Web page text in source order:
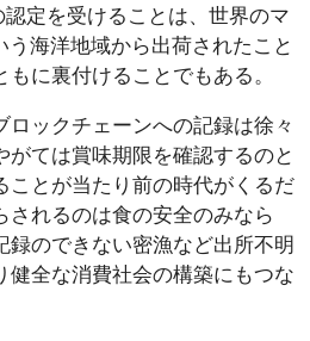
定を受けることは、世界のマ
う海洋地域から出荷されたこと
に裏付けることでもある。
ロックチェーンへの記録は徐々
がては賞味期限を確認するのと
ことが当たり前の時代がくるだ
されるのは食の安全のみなら
録のできない密漁など出所不明
健全な消費社会の構築にもつな